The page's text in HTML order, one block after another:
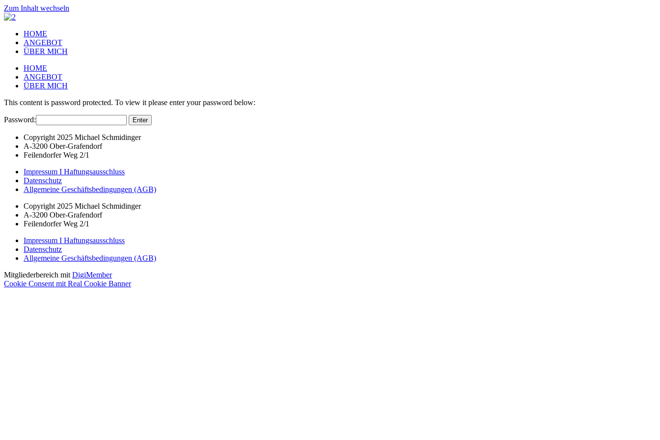
Zum Inhalt wechseln
HOME
ANGEBOT
ÜBER MICH
HOME
ANGEBOT
ÜBER MICH
This content is password protected. To view it please enter your password below:
Password:
Copyright 2025 Michael Schmidinger
A-3200 Ober-Grafendorf
Feilendorfer Weg 2/1
Impressum I Haftungsausschluss
Datenschutz
Allgemeine Geschäftsbedingungen (AGB)
Copyright 2025 Michael Schmidinger
A-3200 Ober-Grafendorf
Feilendorfer Weg 2/1
Impressum I Haftungsausschluss
Datenschutz
Allgemeine Geschäftsbedingungen (AGB)
Mitgliederbereich mit DigiMember
Cookie Consent mit Real Cookie Banner